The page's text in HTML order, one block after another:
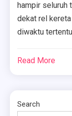
hampir seluruh
dekat rel
diwaktu
Read More
Search